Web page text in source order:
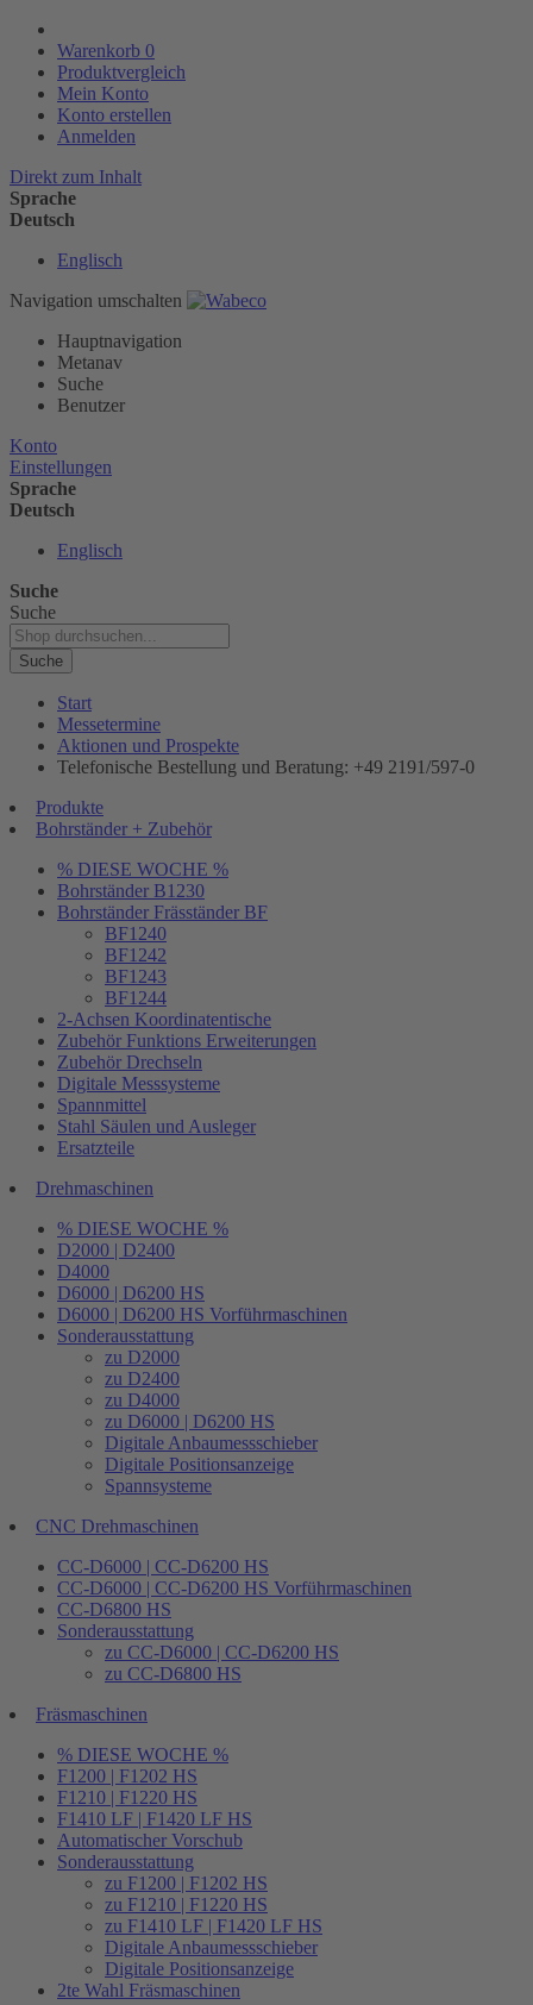
Warenkorb 0
Produktvergleich
Mein Konto
Konto erstellen
Anmelden
Direkt zum Inhalt
Sprache
Deutsch
Englisch
Navigation umschalten
Hauptnavigation
Metanav
Suche
Benutzer
Konto
Einstellungen
Sprache
Deutsch
Englisch
Suche
Suche
Suche
Start
Messetermine
Aktionen und Prospekte
Telefonische Bestellung und Beratung: +49 2191/597-0
Produkte
Bohrständer + Zubehör
% DIESE WOCHE %
Bohrständer B1230
Bohrständer Fräsständer BF
BF1240
BF1242
BF1243
BF1244
2-Achsen Koordinatentische
Zubehör Funktions Erweiterungen
Zubehör Drechseln
Digitale Messsysteme
Spannmittel
Stahl Säulen und Ausleger
Ersatzteile
Drehmaschinen
% DIESE WOCHE %
D2000 | D2400
D4000
D6000 | D6200 HS
D6000 | D6200 HS Vorführmaschinen
Sonderausstattung
zu D2000
zu D2400
zu D4000
zu D6000 | D6200 HS
Digitale Anbaumessschieber
Digitale Positionsanzeige
Spannsysteme
CNC Drehmaschinen
CC-D6000 | CC-D6200 HS
CC-D6000 | CC-D6200 HS Vorführmaschinen
CC-D6800 HS
Sonderausstattung
zu CC-D6000 | CC-D6200 HS
zu CC-D6800 HS
Fräsmaschinen
% DIESE WOCHE %
F1200 | F1202 HS
F1210 | F1220 HS
F1410 LF | F1420 LF HS
Automatischer Vorschub
Sonderausstattung
zu F1200 | F1202 HS
zu F1210 | F1220 HS
zu F1410 LF | F1420 LF HS
Digitale Anbaumessschieber
Digitale Positionsanzeige
2te Wahl Fräsmaschinen